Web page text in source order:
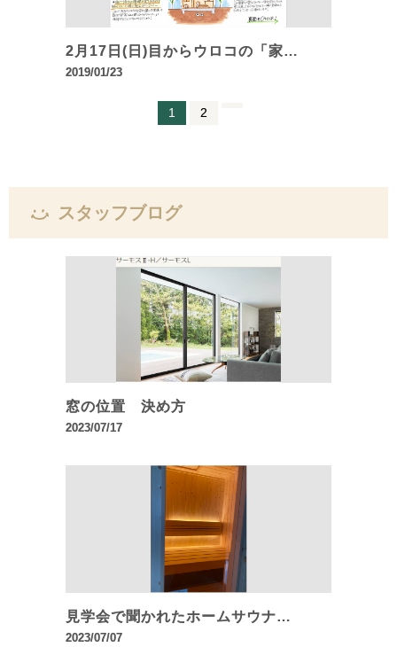
2月17日(日)目からウロコの「家…
2019/01/23
1 2
スタッフブログ
窓の位置 決め方
2023/07/17
見学会で聞かれたホームサウナ…
2023/07/07